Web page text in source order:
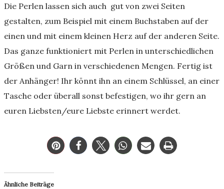
Die Perlen lassen sich auch gut von zwei Seiten
gestalten, zum Beispiel mit einem Buchstaben auf der
einen und mit einem kleinen Herz auf der anderen Seite.
Das ganze funktioniert mit Perlen in unterschiedlichen
Größen und Garn in verschiedenen Mengen. Fertig ist
der Anhänger! Ihr könnt ihn an einem Schlüssel, an einer
Tasche oder überall sonst befestigen, wo ihr gern an
euren Liebsten/eure Liebste erinnert werdet.
Ähnliche Beiträge